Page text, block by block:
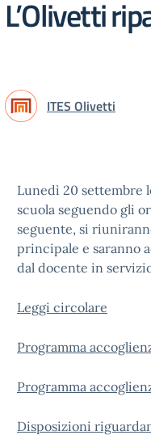
L’Olivetti
ITES Olivetti
Lunedì 20 settembre
scuola seguendo gli
seguente, si
principale e saranno
dal docente in
Leggi circolare
Programma
Programma
Disposizioni